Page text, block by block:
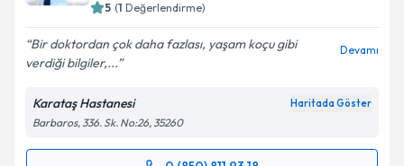
5 (1 Değerlendirme)
Bir doktordan çok daha fazlası, yaşam koçu gibi
verdiği bilgiler,...
Devamı
Karataş Hastanesi Haritada Göster
Barbaros, 336. Sk. No:26, 35260